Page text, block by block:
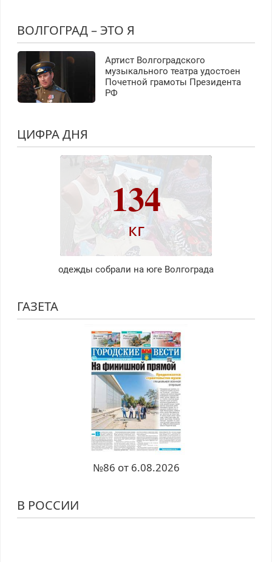
ВОЛГОГРАД – ЭТО Я
Артист Волгоградского
музыкального театра удостоен
Почетной грамоты Президента
РФ
ЦИФРА ДНЯ
134
кг
одежды собрали на юге Волгограда
ГАЗЕТА
№86 от 6.08.2026
В РОССИИ